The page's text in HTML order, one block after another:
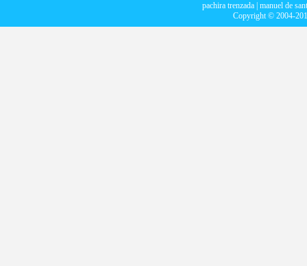
pachira trenzada manuel de
Copyright © 2004-